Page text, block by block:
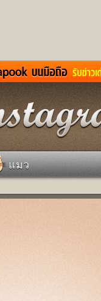
น
แมว